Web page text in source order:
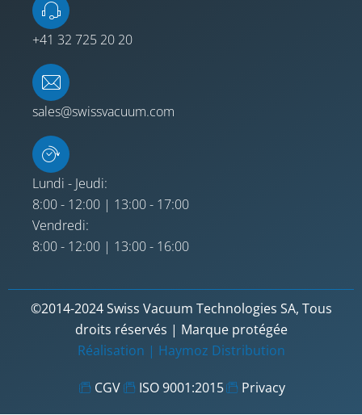
+41 32 725 20 20
sales@swissvacuum.com
Lundi - Jeudi:
8:00 - 12:00 | 13:00 - 17:00
Vendredi:
8:00 - 12:00 | 13:00 - 16:00
©2014-2024 Swiss Vacuum Technologies SA, Tous
droits réservés | Marque protégée
Réalisation | Haymoz Distribution
CGV ISO 9001:2015 Privacy